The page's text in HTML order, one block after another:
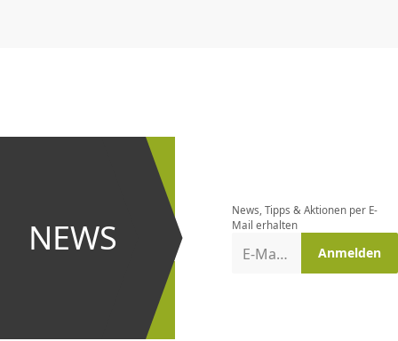
NEWS
und bei
Aktionen
News, Tipps & Aktionen per E-
Mail erhalten
E-Mail-Adresse Anmelden